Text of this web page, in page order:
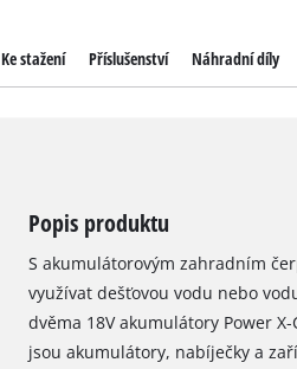
Ke stažení Příslušenství Náhradní díly
Popis produktu
S akumulátorovým zahradním
využívat dešťovou vodu nebo
dvěma 18V akumulátory Power
jsou akumulátory, nabíječky a